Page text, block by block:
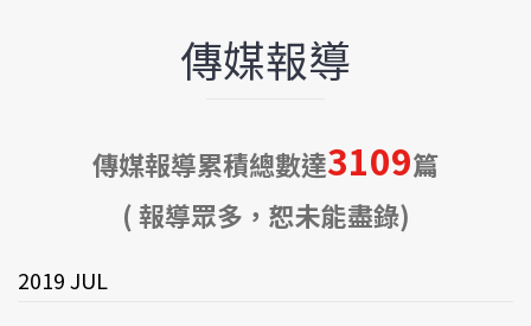
傳媒報導
傳媒報導累積總數達3109篇
( 報導眾多，恕未能盡錄)
2019 JUL